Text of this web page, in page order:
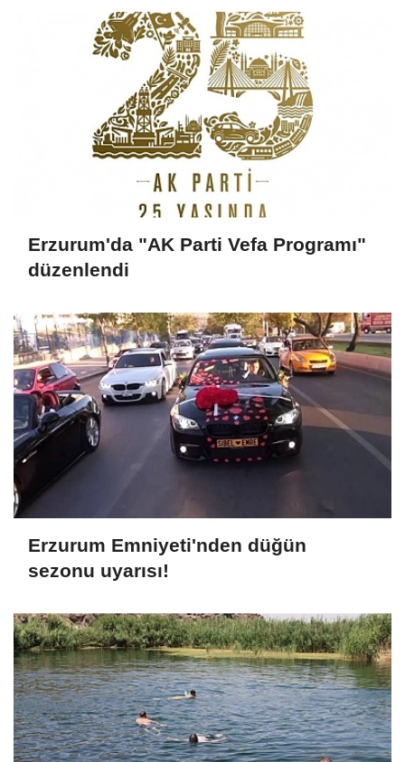
Erzurum'da "AK Parti Vefa Programı"
düzenlendi
Erzurum Emniyeti'nden düğün
sezonu uyarısı!